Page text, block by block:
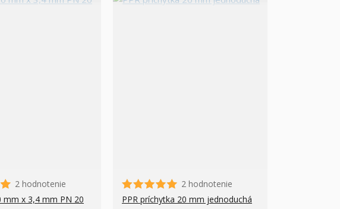
2 hodnotenie
mm x 3,4 mm PN 20
2 hodnotenie
PPR príchytka 20 mm jednoduchá